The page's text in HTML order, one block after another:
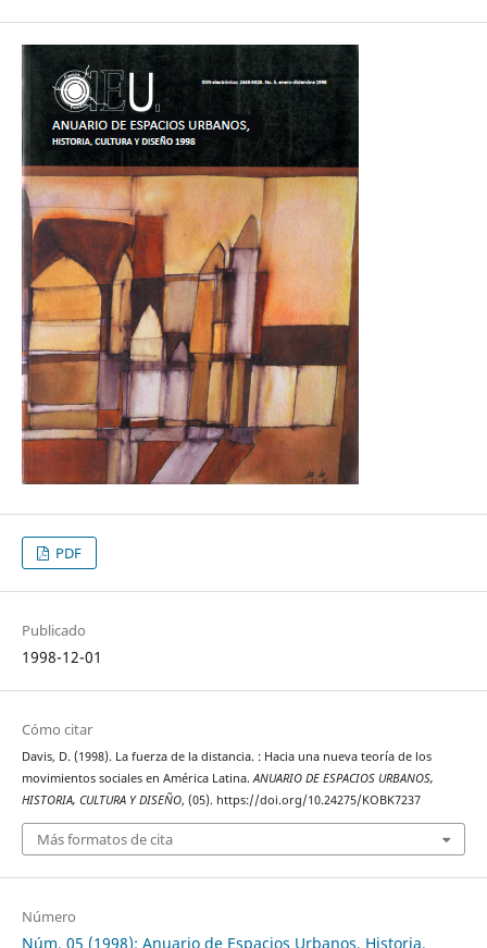
PDF
Publicado
1998-12-01
Cómo citar
Davis, D. (1998). La fuerza de la distancia. : Hacia una nueva teoría de los
movimientos sociales en América Latina.ANUARIO DE ESPACIOS URBANOS,
HISTORIA, CULTURA Y DISEÑO, (05). https://doi.org/10.24275/KOBK7237
Más formatos de cita
Número
Núm. 05 (1998): Anuario de Espacios Urbanos, Historia,